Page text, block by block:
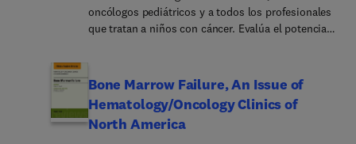
oncólogos pediátricos y a todos los profesionales
que tratan a niños con cáncer. Evalúa el potencial
analizar los resultados y proporcionar el mejor
asesoramiento a las familias. Proporciona una
gran cantidad de información sobre la genética del
cáncer pediátrico, incluyendo la epidemiología y la
Bone Marrow Failure, An Issue of
Hematology/Oncology Clinics of
North America